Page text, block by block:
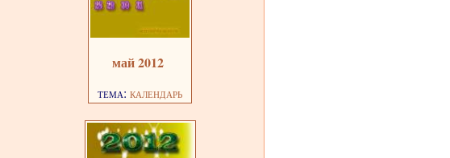
май 2012
тема: календарь